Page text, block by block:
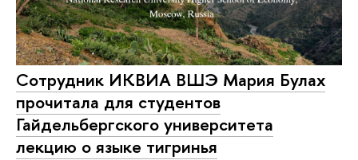
Сотрудник ИКВИА ВШЭ Мария Булах
прочитала для студентов
Гайдельбергского университета
лекцию о языке тигринья